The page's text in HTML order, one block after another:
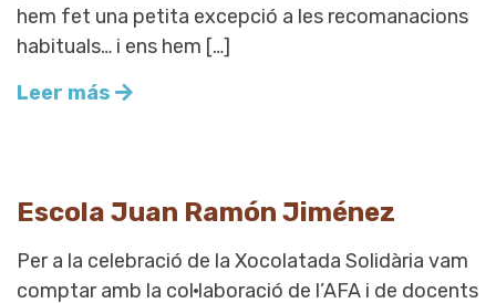
hem fet una petita excepció a les recomanacions
habituals… i ens hem […]
Leer más
Escola Juan Ramón Jiménez
Per a la celebració de la Xocolatada Solidària vam
comptar amb la col·laboració de l’AFA i de docents